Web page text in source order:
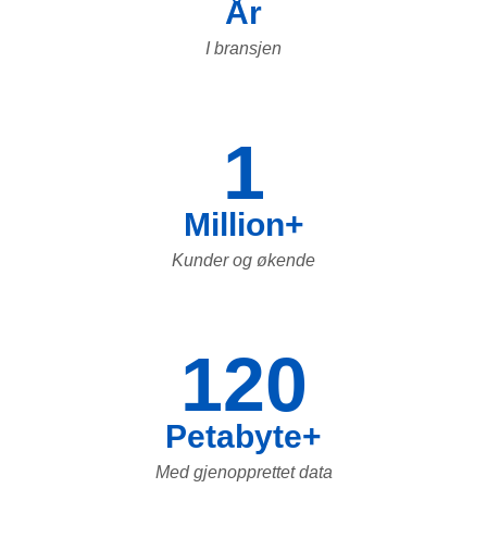
År
I bransjen
1
Million+
Kunder og økende
120
Petabyte+
Med gjenopprettet data